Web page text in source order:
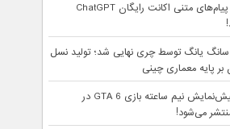
محدودیت پیام‌های متنی اکانت رایگان ChatGPT
یانگ توسط چری نهایی شد؛ تولید نسل
بر پایه معماری چینی
۵ شهریور پیش‌نمایش نیم ساعته بازی GTA 6 در
می‌شود!